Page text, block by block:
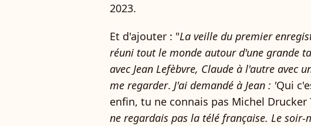
2023.
Et d'ajouter : "La veille du premier
réuni tout le monde autour d'une grande
avec Jean Lefèbvre, Claude à l'autre avec
me regarder. J'ai demandé à Jean : 'Qui
enfin, tu ne connais pas Michel Drucker
ne regardais pas la télé française. Le